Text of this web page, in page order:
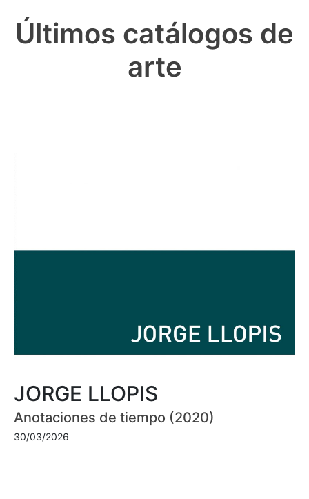
Últimos catálogos de
arte
JORGE LLOPIS
Anotaciones de tiempo (2020)
30/03/2026